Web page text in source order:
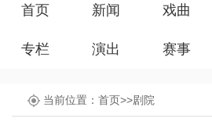
首页 新闻 戏曲
专栏 演出 赛事
当前位置： 首页>>剧院